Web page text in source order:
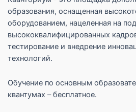
образования, оснащенная
оборудованием, нацеленная на
высококвалифицированных
тестирование и внедрение
технологий.
Обучение по основным
квантумах – бесплатное.